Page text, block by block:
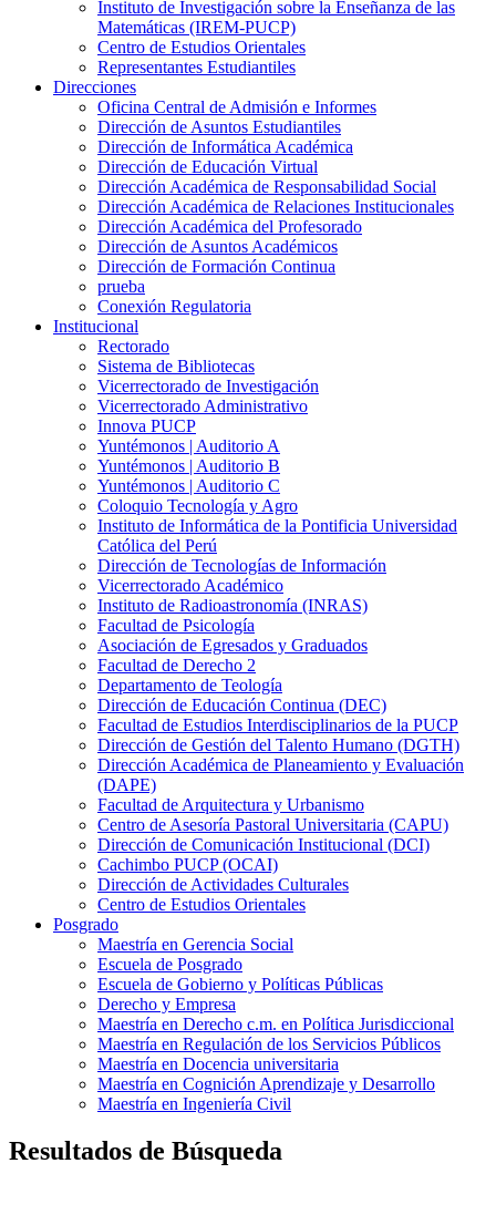
Instituto de Investigación sobre la Enseñanza de las
Matemáticas (IREM-PUCP)
Centro de Estudios Orientales
Representantes Estudiantiles
Direcciones
Oficina Central de Admisión e Informes
Dirección de Asuntos Estudiantiles
Dirección de Informática Académica
Dirección de Educación Virtual
Dirección Académica de Responsabilidad Social
Dirección Académica de Relaciones Institucionales
Dirección Académica del Profesorado
Dirección de Asuntos Académicos
Dirección de Formación Continua
prueba
Conexión Regulatoria
Institucional
Rectorado
Sistema de Bibliotecas
Vicerrectorado de Investigación
Vicerrectorado Administrativo
Innova PUCP
Yuntémonos | Auditorio A
Yuntémonos | Auditorio B
Yuntémonos | Auditorio C
Coloquio Tecnología y Agro
Instituto de Informática de la Pontificia Universidad
Católica del Perú
Dirección de Tecnologías de Información
Vicerrectorado Académico
Instituto de Radioastronomía (INRAS)
Facultad de Psicología
Asociación de Egresados y Graduados
Facultad de Derecho 2
Departamento de Teología
Dirección de Educación Continua (DEC)
Facultad de Estudios Interdisciplinarios de la PUCP
Dirección de Gestión del Talento Humano (DGTH)
Dirección Académica de Planeamiento y Evaluación
(DAPE)
Facultad de Arquitectura y Urbanismo
Centro de Asesoría Pastoral Universitaria (CAPU)
Dirección de Comunicación Institucional (DCI)
Cachimbo PUCP (OCAI)
Dirección de Actividades Culturales
Centro de Estudios Orientales
Posgrado
Maestría en Gerencia Social
Escuela de Posgrado
Escuela de Gobierno y Políticas Públicas
Derecho y Empresa
Maestría en Derecho c.m. en Política Jurisdiccional
Maestría en Regulación de los Servicios Públicos
Maestría en Docencia universitaria
Maestría en Cognición Aprendizaje y Desarrollo
Maestría en Ingeniería Civil
Resultados de Búsqueda